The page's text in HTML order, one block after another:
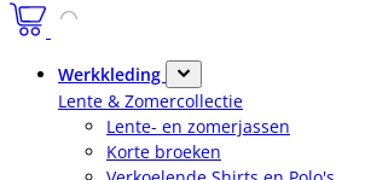
Werkkleding
Lente & Zomercollectie
Lente- en zomerjassen
Korte broeken